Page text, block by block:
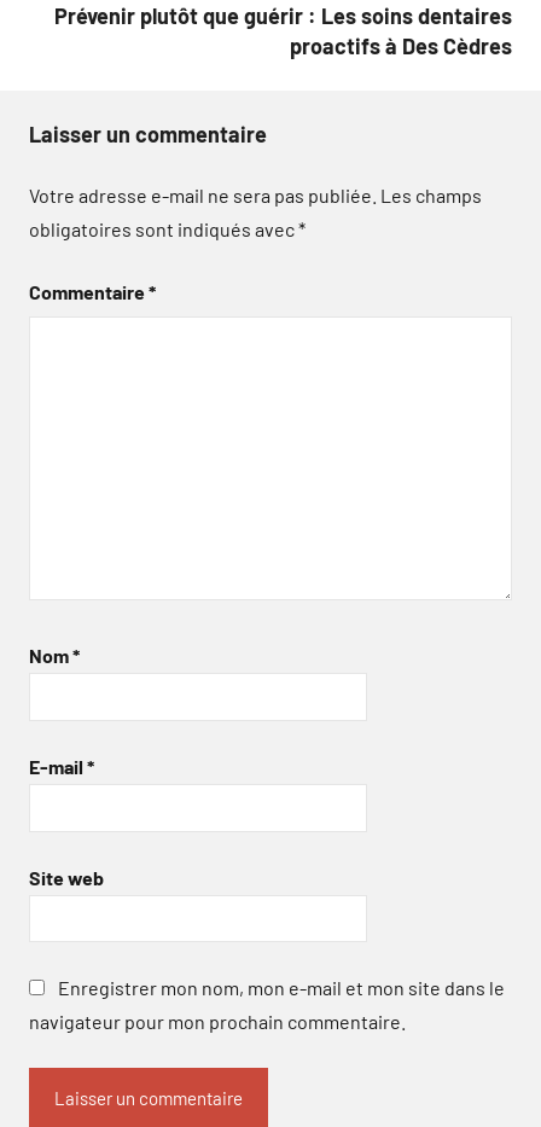
Prévenir plutôt que guérir : Les soins dentaires
proactifs à Des Cèdres
Laisser un commentaire
Votre adresse e-mail ne sera pas publiée. Les champs
obligatoires sont indiqués avec*
Commentaire*
Nom*
E-mail *
Site web
Enregistrer mon nom, mon e-mail et mon site dans le
navigateur pour mon prochain commentaire.